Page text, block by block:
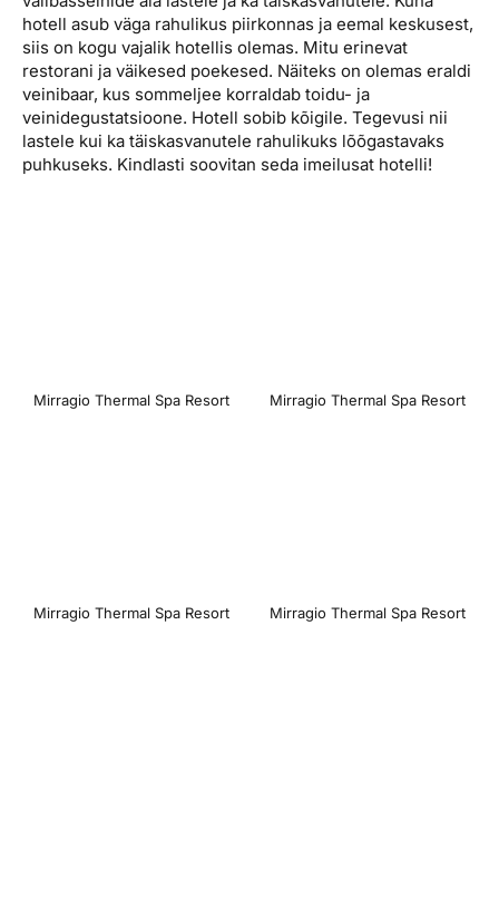
hotell asub väga rahulikus piirkonnas ja eemal keskusest,
siis on kogu vajalik hotellis olemas. Mitu erinevat
restorani ja väikesed poekesed. Näiteks on olemas eraldi
veinibaar, kus sommeljee korraldab toidu- ja
veinidegustatsioone. Hotell sobib kõigile. Tegevusi nii
lastele kui ka täiskasvanutele rahulikuks lõõgastavaks
puhkuseks. Kindlasti soovitan seda imeilusat hotelli!
Mirragio Thermal Spa Resort Mirragio Thermal Spa Resort
Mirragio Thermal Spa Resort Mirragio Thermal Spa Resort